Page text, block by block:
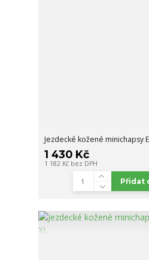
Jezdecké kožené minichapsy
1 430 Kč
1 182 Kč bez DPH
Přidat